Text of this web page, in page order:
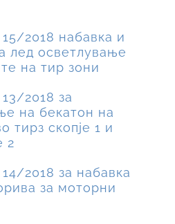
15/2018 набавка и
лед осветлување
на тир зони
2018 за
на бекатон на
тирз скопје 1 и
2
2018 за набавка
за моторни